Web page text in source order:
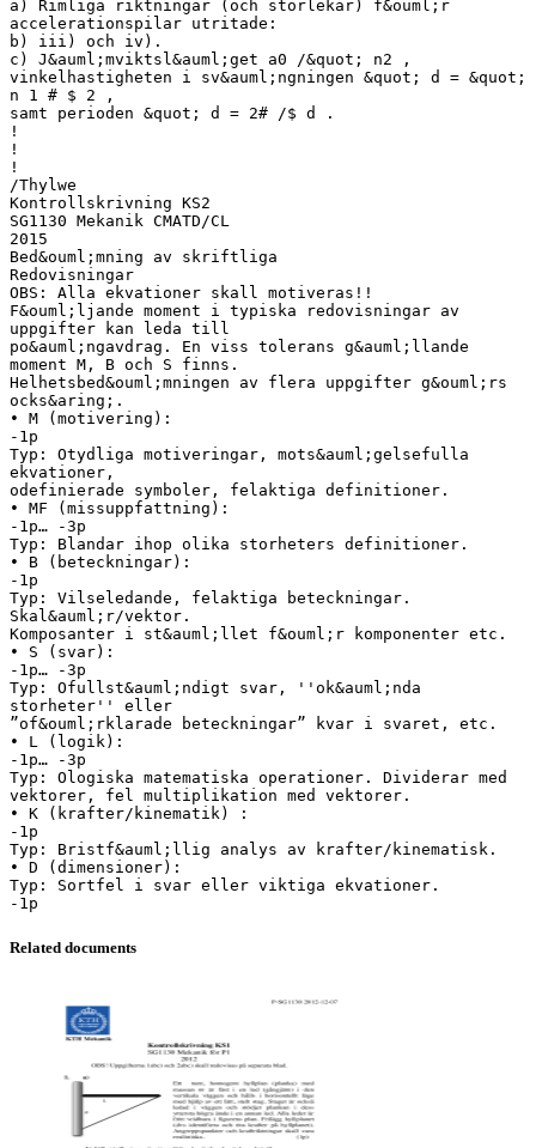
a) Rimliga riktningar (och storlekar) f&ouml;r
accelerationspilar utritade:
b) iii) och iv).
c) J&auml;mviktsl&auml;get a0 /&quot; n2 ,
vinkelhastigheten i sv&auml;ngningen &quot; d = &quot;
n 1 # $ 2 ,
samt perioden &quot; d = 2# /$ d .
!
!
!
/Thylwe
Kontrollskrivning KS2
SG1130 Mekanik CMATD/CL
2015
Bed&ouml;mning av skriftliga
Redovisningar
OBS: Alla ekvationer skall motiveras!!
F&ouml;ljande moment i typiska redovisningar av
uppgifter kan leda till
po&auml;ngavdrag. En viss tolerans g&auml;llande
moment M, B och S finns.
Helhetsbed&ouml;mningen av flera uppgifter g&ouml;rs
ocks&aring;.
• M (motivering):
-1p
Typ: Otydliga motiveringar, mots&auml;gelsefulla
ekvationer,
odefinierade symboler, felaktiga definitioner.
• MF (missuppfattning):
-1p… -3p
Typ: Blandar ihop olika storheters definitioner.
• B (beteckningar):
-1p
Typ: Vilseledande, felaktiga beteckningar.
Skal&auml;r/vektor.
Komposanter i st&auml;llet f&ouml;r komponenter etc.
• S (svar):
-1p… -3p
Typ: Ofullst&auml;ndigt svar, ''ok&auml;nda
storheter'' eller
”of&ouml;rklarade beteckningar” kvar i svaret, etc.
• L (logik):
-1p… -3p
Typ: Ologiska matematiska operationer. Dividerar med
vektorer, fel multiplikation med vektorer.
• K (krafter/kinematik) :
-1p
Typ: Bristf&auml;llig analys av krafter/kinematisk.
• D (dimensioner):
Typ: Sortfel i svar eller viktiga ekvationer.
Related documents